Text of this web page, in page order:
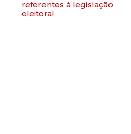
referentes à legislação
eleitoral